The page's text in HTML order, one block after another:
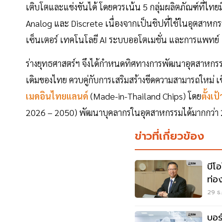
เติบโตและแข่งขันได้ โดยควรเน้น 5 กลุ่มผลิตภัณฑ์ที่ไทย
Analog และ Discrete เนื่องจากเป็นชิปที่ใช้ในอุตสาห
เซ็นเตอร์ เทคโนโลยี AI ระบบออโตเมชั่น และการแพทย์
ร่างยุทธศาสตร์ฯ จึงได้กำหนดทิศทางการพัฒนาอุตสาหก
เดิมของไทย ควบคู่กับการเสริมสร้างขีดความสามารถให
เมดอินไทยแลนด์ (Made-in-Thailand Chips) โดยตั้งเ
2026 – 2050) พัฒนาบุคลากรในอุตสาหกรรมได้มากกว่
ข่าวที่เกี่ยวข้อง
บีโ
ท่อ
ล้าน
29
บอ